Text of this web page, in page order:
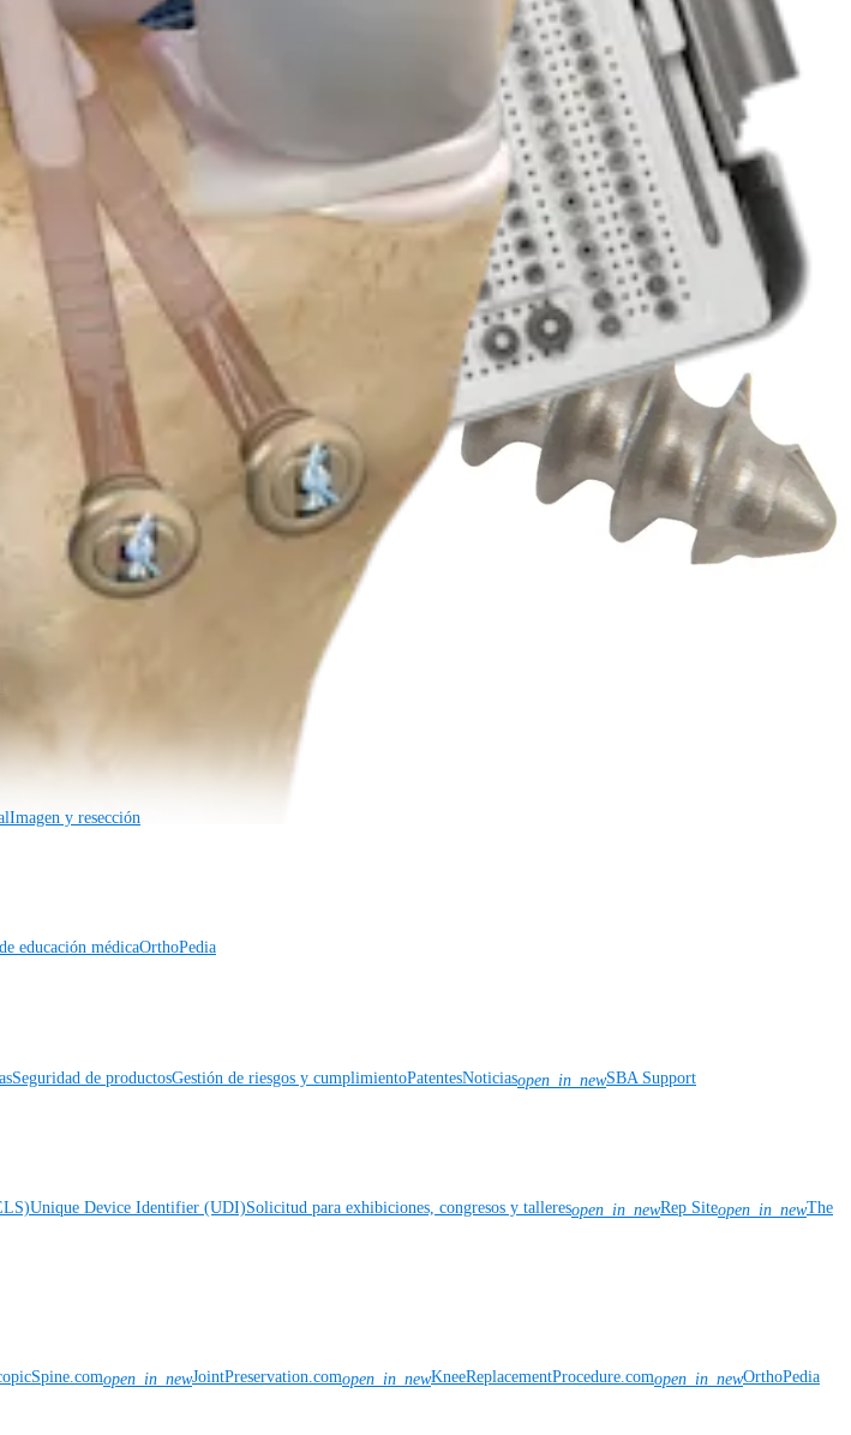
Imagen y resección
educación médicaOrthoPedia
Seguridad de productosGestión de riesgos y cumplimientoPatentesNoticiasopen_in_newSBA Support
Unique Device Identifier (UDI)Solicitud para exhibiciones, congresos y talleresopen_in_newRep Siteopen_in_newThe
open_in_newJointPreservation.comopen_in_newKneeReplacementProcedure.comopen_in_newOrthoPedia